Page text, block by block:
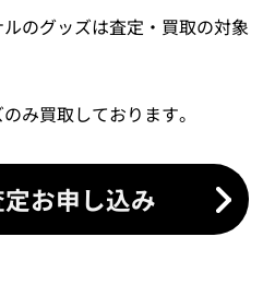
のグッズは査定・買取の対象
み買取しております。
お申し込み